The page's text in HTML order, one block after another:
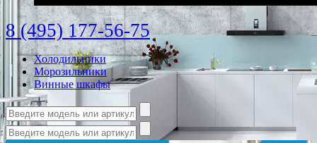
8 (495) 177-56-75
Холодильники
Морозильники
Винные шкафы